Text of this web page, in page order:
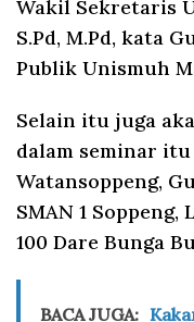
Wakil Sekretaris
S.Pd, M.Pd, kata
Publik Unismuh
Selain itu juga
dalam seminar itu
Watansoppeng,
SMAN 1 Soppeng,
100 Dare Bunga
BACA JUGA: